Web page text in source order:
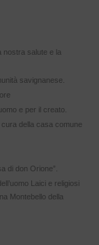
nostra salute e la
savignanese.
e per il creato.
cura della casa comune
di don Orione”.
Laici e religiosi
Montebello della